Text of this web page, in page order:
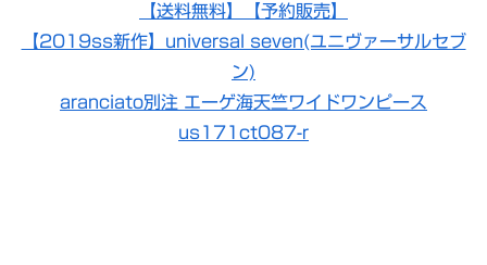
【送料無料】【予約販売】
【2019ss新作】universal seven(ユニヴァーサルセブ
ン)
aranciato別注 エーゲ海天竺ワイドワンピース
us171ct087-r